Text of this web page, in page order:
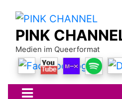
contentPINK
Medien im Queerformat